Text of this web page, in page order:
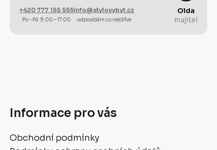
+420 777 155 555
Po – Pá 9:00 – 17:00
info@stylovybyt.cz
odpovídám co nejdříve
Olda
majitel
Informace pro vás
Obchodní podmínky